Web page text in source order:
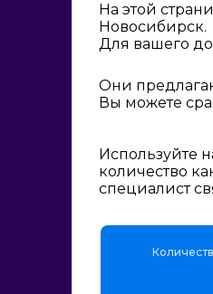
На этой
Новосибирск.
Для вашего
Они
Вы можете
Используйте
количество
специалист